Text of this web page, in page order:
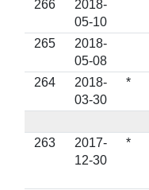
266
2018-
05-10
265
2018-
05-08
264
2018-
03-30
*
263
2017-
12-30
*